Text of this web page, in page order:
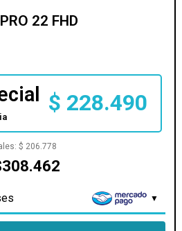
22 FHD
$ 228.490
$ 206.778